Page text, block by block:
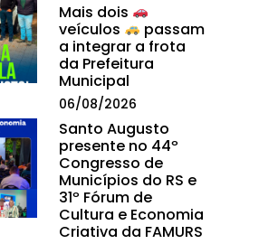
Mais dois
veículos
passam
a integrar a frota
da Prefeitura
Municipal
06/08/2026
Santo Augusto
presente no 44º
Congresso de
Municípios do RS e
31º Fórum de
Cultura e Economia
Criativa da FAMURS